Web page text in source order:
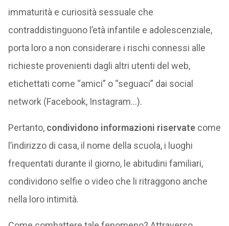
immaturità e curiosità sessuale che
contraddistinguono l’età infantile e adolescenziale,
porta loro a non considerare i rischi connessi alle
richieste provenienti dagli altri utenti del web,
etichettati come “amici” o “seguaci” dai social
network (Facebook, Instagram…).
Pertanto, condividono informazioni riservatecome
l’indirizzo di casa, il nome della scuola, i luoghi
frequentati durante il giorno, le abitudini familiari,
condividono selfie o video che li ritraggono anche
nella loro intimità.